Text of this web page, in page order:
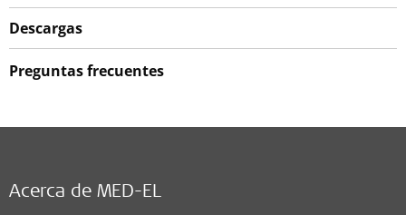
Descargas
Preguntas frecuentes
Acerca de MED-EL